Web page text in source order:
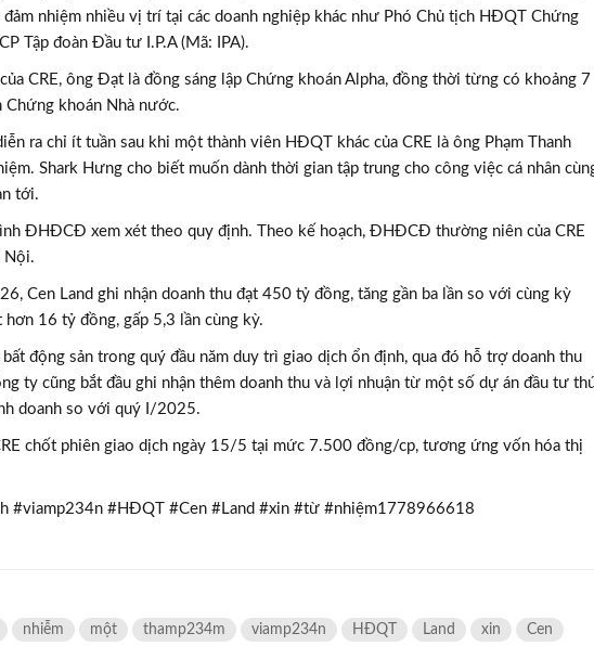
nhiệm nhiều vị trí tại các doanh nghiệp khác như Phó Chủ tịch HĐQT Chứng
Tập đoàn Đầu tư I.P.A (Mã: IPA).
CRE, ông Đạt là đồng sáng lập Chứng khoán Alpha, đồng thời từng có khoảng 7
Chứng khoán Nhà nước.
ra chỉ ít tuần sau khi một thành viên HĐQT khác của CRE là ông Phạm Thanh
Shark Hưng cho biết muốn dành thời gian tập trung cho công việc cá nhân
tới.
ĐHĐCĐ xem xét theo quy định. Theo kế hoạch, ĐHĐCĐ thường niên của CRE
Nội.
Cen Land ghi nhận doanh thu đạt 450 tỷ đồng, tăng gần ba lần so với cùng kỳ
16 tỷ đồng, gấp 5,3 lần cùng kỳ.
động sản trong quý đầu năm duy trì giao dịch ổn định, qua đó hỗ trợ doanh thu
ty cũng bắt đầu ghi nhận thêm doanh thu và lợi nhuận từ một số dự án đầu tư
doanh so với quý I/2025.
chốt phiên giao dịch ngày 15/5 tại mức 7.500 đồng/cp, tương ứng vốn hóa thị
#viamp234n #HĐQT #Cen #Land #xin #từ #nhiệm1778966618
nhiễm một thamp234m viamp234n HĐQT Land xin Cen